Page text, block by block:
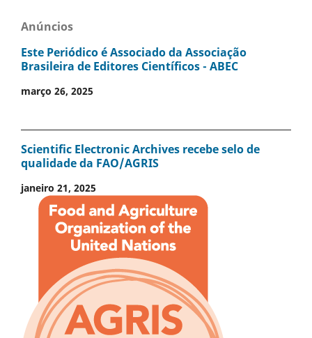
Anúncios
Este Periódico é Associado da Associação
Brasileira de Editores Científicos - ABEC
março 26, 2025
Scientific Electronic Archives recebe selo de
qualidade da FAO/AGRIS
janeiro 21, 2025